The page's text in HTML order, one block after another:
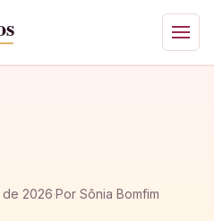
2026·Por Sônia Bomfim